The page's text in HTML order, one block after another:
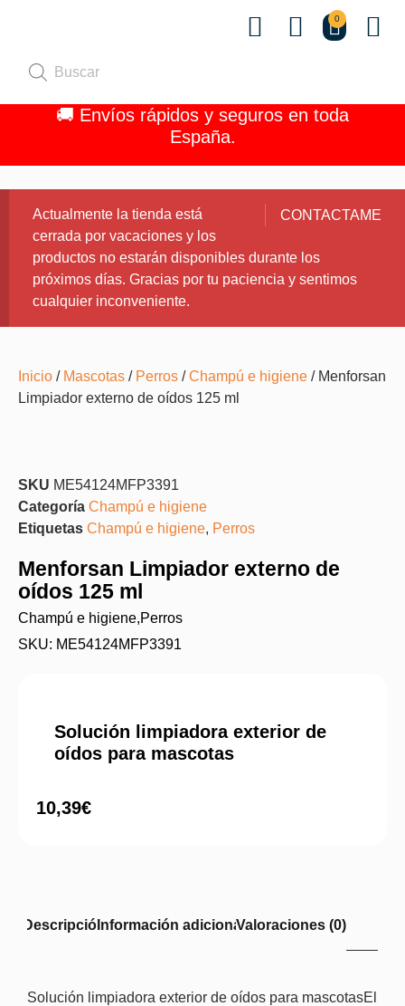
0
🚚 Envíos rápidos y seguros en toda
España.
CONTACTAME
Actualmente la tienda está
cerrada por vacaciones y los
productos no estarán disponibles durante los
próximos días. Gracias por tu paciencia y sentimos
cualquier inconveniente.
Inicio / Mascotas / Perros /Champú e higiene / Menforsan
Limpiador externo de oídos 125 ml
SKU ME54124MFP3391
Categoría Champú e higiene
Etiquetas Champú e higiene, Perros
Menforsan Limpiador externo de
oídos 125 ml
Champú e higiene,Perros
SKU: ME54124MFP3391
Solución limpiadora exterior de
oídos para mascotas
10,39€
DescripciónInformación adicionalValoraciones (0)
Solución limpiadora exterior de oídos para mascotasEl